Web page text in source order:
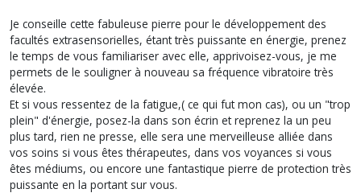
Je conseille cette fabuleuse pierre pour le développement des
facultés extrasensorielles, étant très puissante en énergie, prenez
le temps de vous familiariser avec elle, apprivoisez-vous, je me
permets de le souligner à nouveau sa fréquence vibratoire très
élevée.
Et si vous ressentez de la fatigue,( ce qui fut mon cas), ou un "trop
plein" d'énergie, posez-la dans son écrin et reprenez la un peu
plus tard, rien ne presse, elle sera une merveilleuse alliée dans
vos soins si vous êtes thérapeutes, dans vos voyances si vous
êtes médiums, ou encore une fantastique pierre de protection très
puissante en la portant sur vous.